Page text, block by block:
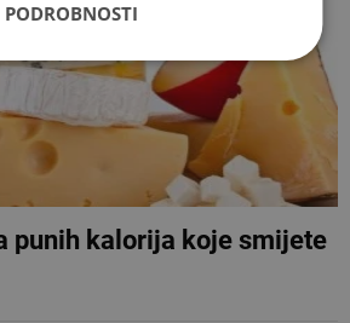
punih kalorija koje smijete